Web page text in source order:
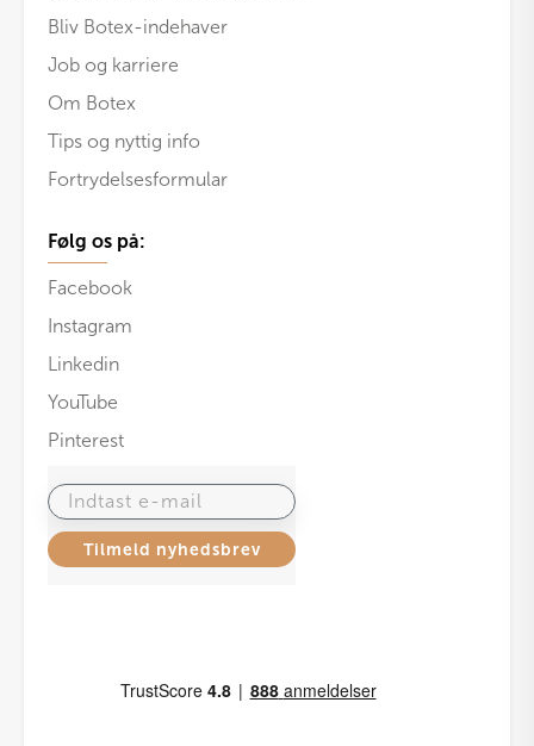
Bliv Botex-indehaver
Job og karriere
Om Botex
Tips og nyttig info
Fortrydelsesformular
Følg os på:
Facebook
Instagram
Linkedin
YouTube
Pinterest
Indtast e-mail
Tilmeld nyhedsbrev